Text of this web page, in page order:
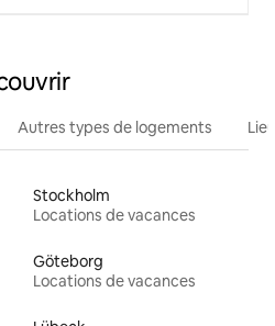
Autres types de logements
Stockholm
Locations de vacances
Göteborg
Locations de vacances